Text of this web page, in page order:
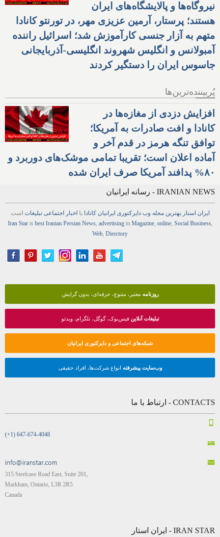
جاسوس ایران را دستگیر کردند
پُربیننده‌ترین‌ها
افزایش دزدی از مغازه‌ها در
کانادا و افت صادرات به آمریکا؛
توافق تنگه هرمز در قدم آخر و
آماده اعلان است؛ تقریبا تمامی موشک‌های دوربرد و
۸۰% پدافند آمریکا صرف ایران شده
IRANIAN NEWS - رسانه ایرانیان
ایران استار بهترین مجله وب دایرکتوری ایرانیان کانادا بااخبار اجتماعی تبلیغات
است
Iran Starisbest Iranian Persian in online
Web,Directory
معتبر، متنوع، حرفه‌ای، بدون گرایش
فیس‌بوک، گوگل، تلگرام، ویدئو
شبکه‌های اجتماعی و دایرکتوری ایرانیان
وب‌سایت پیشرفتهانواع شرکت‌ها، افراد حقیقی
(+1) 647-674-4048
Canada